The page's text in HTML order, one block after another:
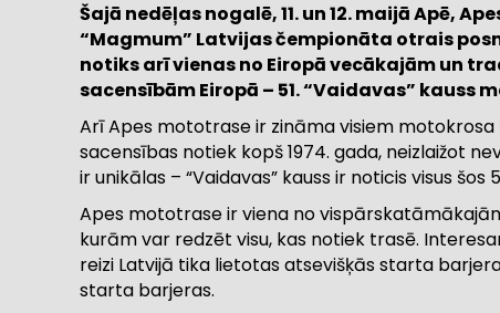
Šajā nedēļas nogalē, 11. un 12. maijā Apē,
“Magmum” Latvijas čempionāta otrais
notiks arī vienas no Eiropā vecākajām un
sacensībām Eiropā – 51. “Vaidavas” kauss
Arī Apes mototrase ir zināma visiem motokrosa
sacensības notiek kopš 1974. gada, neizlaižot
ir unikālas – “Vaidavas” kauss ir noticis visus
Apes mototrase ir viena no
kurām var redzēt visu, kas notiek trasē.
reizi Latvijā tika lietotas atsevišķās starta
starta barjeras.